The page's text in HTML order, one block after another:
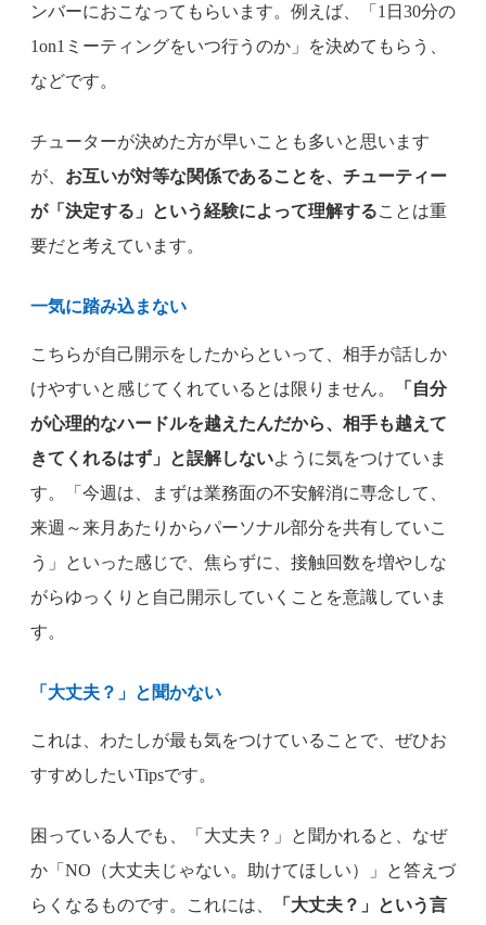
ンバーにおこなってもらいます。例えば、「1日30分の
1on1ミーティングをいつ行うのか」を決めてもらう、
などです。
チューターが決めた方が早いことも多いと思います
が、 お互いが対等な関係であることを、チューティー
が「決定する」という経験によって理解することは重
要だと考えています。
一気に踏み込まない
こちらが自己開示をしたからといって、相手が話しか
けやすいと感じてくれているとは限りません。
「自分
が心理的なハードルを越えたんだから、相手も越えて
きてくれるはず」と誤解しないように気をつけていま
す。「今週は、まずは業務面の不安解消に専念して、
来週～来月あたりからパーソナル部分を共有していこ
う」といった感じで、焦らずに、接触回数を増やしな
がらゆっくりと自己開示していくことを意識していま
す。
「大丈夫？」と聞かない
これは、わたしが最も気をつけていることで、ぜひお
すすめしたいTipsです。
困っている人でも、「大丈夫？」と聞かれると、なぜ
か「NO（大丈夫じゃない。助けてほしい）」と答えづ
らくなるものです。これには、
「大丈夫？」という言